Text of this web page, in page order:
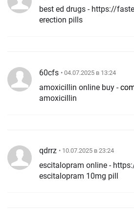
best ed drugs - https://
erection pills
60cfs • 04.07.2025 в 13:24
amoxicillin online buy -
amoxicillin
qdrrz • 10.07.2025 в 23:24
escitalopram online - https://
escitalopram 10mg pill